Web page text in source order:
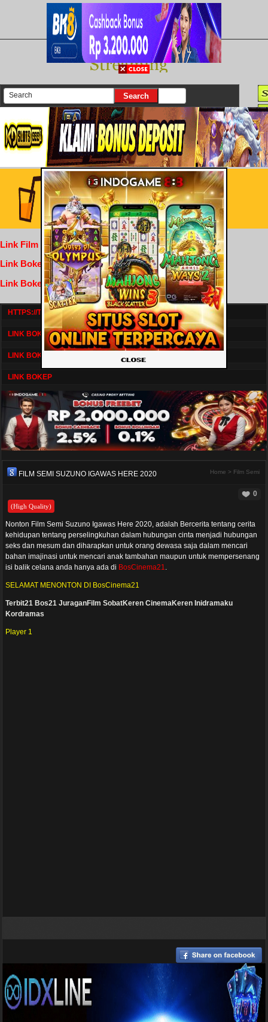
There are currently 25630 movies on our website
Login
Link Film Dewasa
Link Bokep Indofilm
Link Bokep FilmNikmat
HTTPS://TV1.BOSKU21.CAM/
LINK BOKEP DRAMASERIAL
LINK BOKEP
LINK BOKEP
FILM SEMI SUZUNO IGAWAS HERE 2020 Home > Film Semi
0
(High Quality)
Nonton Film Semi Suzuno Igawas Here 2020, adalah Bercerita tentang cerita
kehidupan tentang perselingkuhan dalam hubungan cinta menjadi hubungan
seks dan mesum dan diharapkan untuk orang dewasa saja dalam mencari
bahan imajinasi untuk mencari anak tambahan maupun untuk mempersenang
isi balik celana anda hanya ada di BosCinema21.
SELAMAT MENONTON DI BosCinema21
Terbit21 Bos21 JuraganFilm SobatKeren CinemaKeren Inidramaku
Kordramas
Player 1